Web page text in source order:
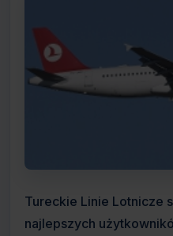
Tureckie Linie Lotnicze
najlepszych